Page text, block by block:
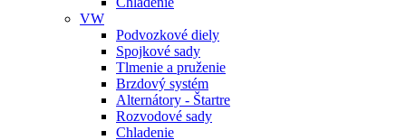
VW
Podvozkové diely
Spojkové sady
Tlmenie a pruženie
Brzdový systém
Alternátory - Štartre
Rozvodové sady
Chladenie